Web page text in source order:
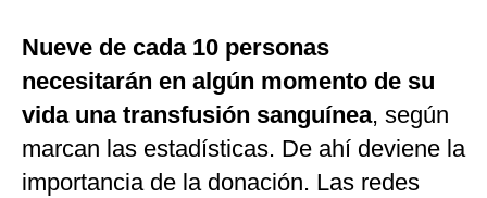
Nueve de cada 10 personas
necesitarán en algún momento de su
vida una transfusión sanguínea, según
marcan las estadísticas. De ahí deviene la
importancia de la donación. Las redes